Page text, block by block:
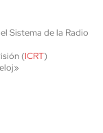
Sistema de la Radio
(ICRT)